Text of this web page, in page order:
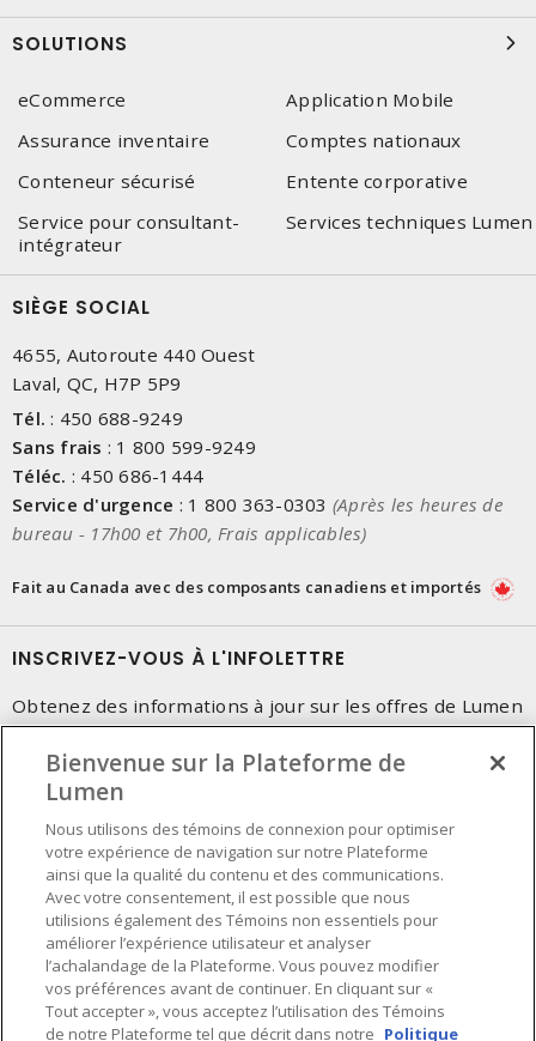
SOLUTIONS
eCommerce
Application Mobile
Assurance inventaire
Comptes nationaux
Conteneur sécurisé
Entente corporative
Service pour consultant-
intégrateur
Services techniques Lumen
SIÈGE SOCIAL
4655, Autoroute 440 Ouest
Laval, QC, H7P 5P9
Tél. : 450 688-9249
Sans frais : 1 800 599-9249
Téléc. : 450 686-1444
Service d'urgence : 1 800 363-0303 (Après les heures de
bureau - 17h00 et 7h00, Frais applicables)
Fait au Canada avec des composants canadiens et importés
INSCRIVEZ-VOUS À L'INFOLETTRE
Obtenez des informations à jour sur les offres de Lumen
Bienvenue sur la Plateforme de
Lumen
Nous utilisons des témoins de connexion pour optimiser
votre expérience de navigation sur notre Plateforme
ainsi que la qualité du contenu et des communications.
Avec votre consentement, il est possible que nous
utilisions également des Témoins non essentiels pour
améliorer l’expérience utilisateur et analyser
l’achalandage de la Plateforme. Vous pouvez modifier
vos préférences avant de continuer. En cliquant sur «
Tout accepter », vous acceptez l’utilisation des Témoins
de notre Plateforme tel que décrit dans notre Politique